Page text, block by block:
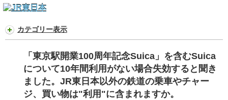
カテゴリー表示
「東京駅開業100周年記念Suica」を含むSuica
について10年間利用がない場合失効すると聞き
ました。JR東日本以外の鉄道の乗車やチャー
ジ、買い物は"利用"に含まれますか。